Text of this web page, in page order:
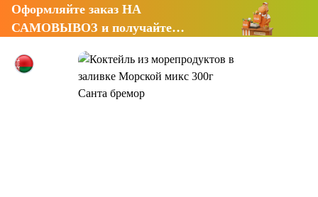
Оформляйте заказ НА
САМОВЫВОЗ и получайте